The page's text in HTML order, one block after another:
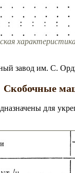
завод им. С.
Скобочные
для